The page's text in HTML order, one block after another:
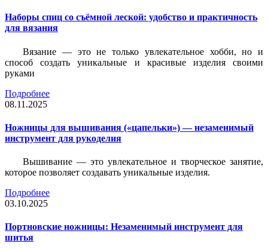
Наборы спиц со съёмной леской: удобство и практичность
для вязания
Вязание — это не только увлекательное хобби, но и
способ создать уникальные и красивые изделия своими
руками
Подробнее
08.11.2025
Ножницы для вышивания («цапельки») — незаменимый
инструмент для рукоделия
Вышивание — это увлекательное и творческое занятие,
которое позволяет создавать уникальные изделия.
Подробнее
03.10.2025
Портновские ножницы: Незаменимый инструмент для
шитья